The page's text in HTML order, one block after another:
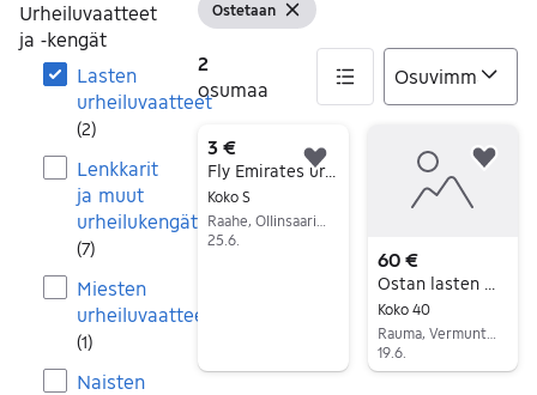
Urheiluvaatteet
ja -kengät
Lasten
urheiluvaatteet
(2)
Lenkkarit
ja muut
urheilukengät
(7)
Miesten
urheiluvaatteet
(1)
Naisten
Näytä suodattimet
Ostetaan Tyhjennä suodatin
2
osumaa
2 tulos(ta)
3 €
Fly Emirates urheilupaita S-kokoa
Koko S
25.6.
Lisää suosikiksi.
60 €
Koko 40
Rauma, Vermuntila, Satakunta
19.6.